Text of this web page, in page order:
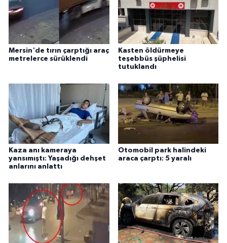
Mersin'de tırın çarptığı araç
metrelerce sürüklendi
Kasten öldürmeye
teşebbüs şüphelisi
tutuklandı
Kaza anı kameraya
yansımıştı: Yaşadığı dehşet
anlarını anlattı
Otomobil park halindeki
araca çarptı: 5 yaralı